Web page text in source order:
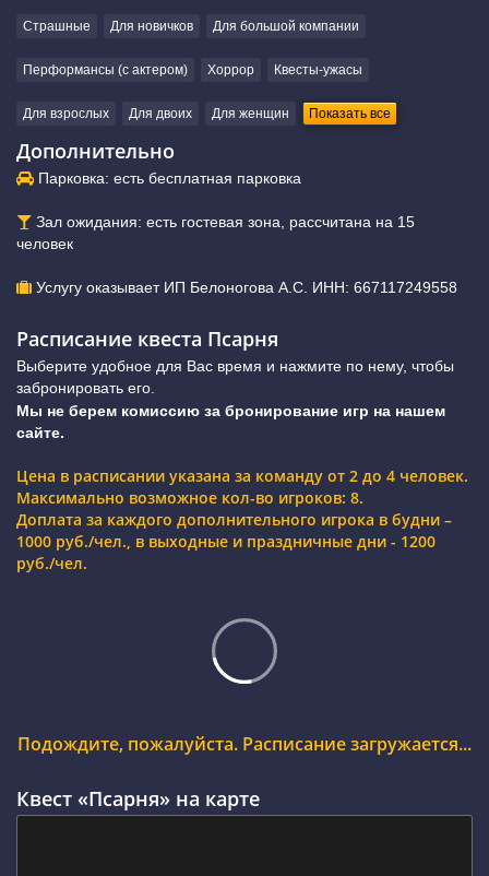
Страшные Для новичков Для большой компании
Перформансы (с актером) Хоррор Квесты-ужасы
Для взрослых Для двоих Для женщин Показать все
Дополнительно
Парковка: есть бесплатная парковка
Зал ожидания: есть гостевая зона, рассчитана на 15
человек
Услугу оказывает ИП Белоногова А.С. ИНН: 667117249558
Расписание квеста Псарня
Выберите удобное для Вас время и нажмите по нему, чтобы
забронировать его.
Мы не берем комиссию за бронирование игр на нашем
сайте.
Цена в расписании указана за команду от 2 до 4 человек.
Максимально возможное кол-во игроков: 8.
Доплата за каждого дополнительного игрока в будни –
1000 руб./чел., в выходные и праздничные дни - 1200
руб./чел.
Подождите, пожалуйста. Расписание загружается...
Квест «Псарня» на карте